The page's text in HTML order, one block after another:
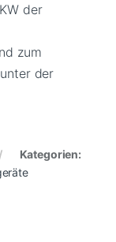
der
zum
der
Kategorien: